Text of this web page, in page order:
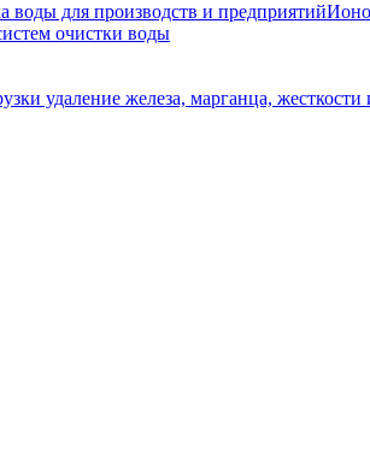
воды для производств и предприятий
очистки воды
удаление железа, марганца, жесткости